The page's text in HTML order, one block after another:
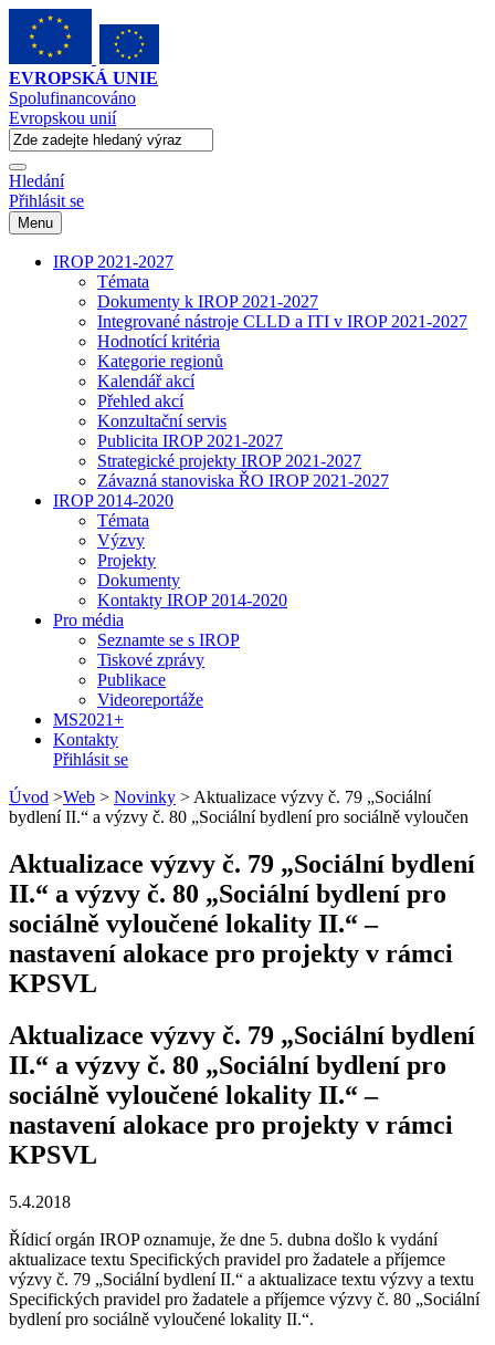
EVROPSKÁ UNIE
Spolufinancováno
Evropskou unií
Hledání
Přihlásit se
Menu
IROP 2021-2027
Témata
Dokumenty k IROP 2021-2027
Integrované nástroje CLLD a ITI v IROP 2021-2027
Hodnotící kritéria
Kategorie regionů
Kalendář akcí
Přehled akcí
Konzultační servis
Publicita IROP 2021-2027
Strategické projekty IROP 2021-2027
Závazná stanoviska ŘO IROP 2021-2027
IROP 2014-2020
Témata
Výzvy
Projekty
Dokumenty
Kontakty IROP 2014-2020
Pro média
Seznamte se s IROP
Tiskové zprávy
Publikace
Videoreportáže
MS2021+
Kontakty
Přihlásit se
Úvod >Web > Novinky > Aktualizace výzvy č. 79 „Sociální
bydlení II.“ a výzvy č. 80 „Sociální bydlení pro sociálně vyloučen
Aktualizace výzvy č. 79 „Sociální bydlení
II.“ a výzvy č. 80 „Sociální bydlení pro
sociálně vyloučené lokality II.“ –
nastavení alokace pro projekty v rámci
KPSVL
Aktualizace výzvy č. 79 „Sociální bydlení
II.“ a výzvy č. 80 „Sociální bydlení pro
sociálně vyloučené lokality II.“ –
nastavení alokace pro projekty v rámci
KPSVL
5.4.2018
Řídicí orgán IROP oznamuje, že dne 5. dubna došlo k vydání
aktualizace textu Specifických pravidel pro žadatele a příjemce
výzvy č. 79 „Sociální bydlení II.“ a aktualizace textu výzvy a textu
Specifických pravidel pro žadatele a příjemce výzvy č. 80 „Sociální
bydlení pro sociálně vyloučené lokality II.“.